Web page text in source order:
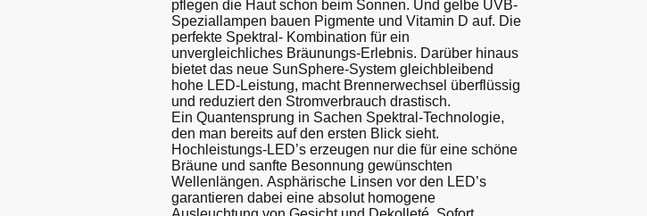
pflegen die Haut schon beim Sonnen. Und gelbe UVB-
Speziallampen bauen Pigmente und Vitamin D auf. Die
perfekte Spektral- Kombination für ein
unvergleichliches Bräunungs-Erlebnis. Darüber hinaus
bietet das neue SunSphere-System gleichbleibend
hohe LED-Leistung, macht Brennerwechsel überflüssig
und reduziert den Stromverbrauch drastisch.
Ein Quantensprung in Sachen Spektral-Technologie,
den man bereits auf den ersten Blick sieht.
Hochleistungs-LED’s erzeugen nur die für eine schöne
Bräune und sanfte Besonnung gewünschten
Wellenlängen. Asphärische Linsen vor den LED’s
garantieren dabei eine absolut homogene